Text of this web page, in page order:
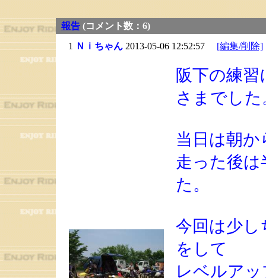
報告(コメント数：6)
1
Ｎｉちゃん2013-05-06 12:52:57 [編集/削除]
阪下の練
さまでした
当日は朝
走った後
た。
今回は少
をして
レベルア